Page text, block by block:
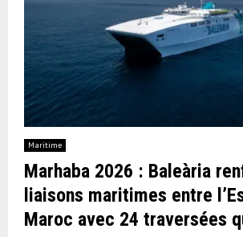
Maritime
Marhaba 2026 : Baleària
liaisons maritimes entre
Maroc avec 24 traversées